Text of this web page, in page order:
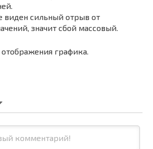
виден сильный отрыв от
значит сбой массовый.
графика.